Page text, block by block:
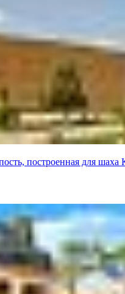
построенная для